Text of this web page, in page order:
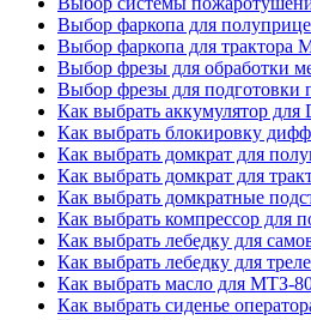
Выбор фаркопа для
Выбор фаркопа для трактора
Выбор фрезы для обработки
Выбор фрезы для подготовки
Как выбрать аккумулятор для
Как выбрать блокировку
Как выбрать домкрат для
Как выбрать домкрат для
Как выбрать домкратные
Как выбрать компрессор для
Как выбрать лебедку для
Как выбрать лебедку для
Как выбрать масло для МТЗ-
Как выбрать сиденье